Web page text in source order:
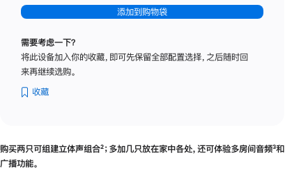
添加到购物袋
需要考虑一下？
将此设备加入你的收藏，即可先保留全部配置选择，之后随时回
来再继续选购。
收藏
购买两只可组建立体声组合脚
²；多加几只放在家中各处，还可体验多‍房‍间音频脚
³和
广播功能。